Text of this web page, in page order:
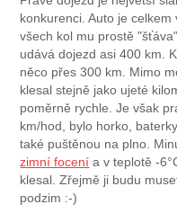
konkurenci. Auto je
všech kol mu prostě
udává dojezd asi 400 km.
něco přes 300 km. Mimo
klesal stejně jako ujeté
poměrně rychle. Je však
km/hod, bylo horko,
také puštěnou na plno.
zimní focení a v teplotě -
klesal. Zřejmě ji budu
podzim :-)